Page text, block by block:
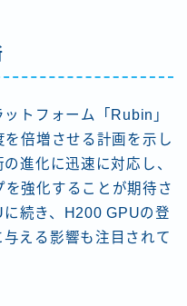
トフォーム「Rubin」
倍増させる計画を示し
進化に迅速に対応し、
強化することが期待さ
続き、H200 GPUの登
える影響も注目されて